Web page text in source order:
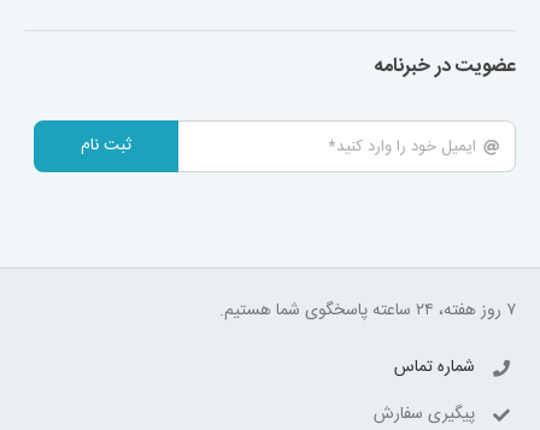
عضویت در خبرنامه
ثبت نام
۷ روز هفته، ۲۴ ساعته پاسخگوی شما هستیم.
شماره تماس
پیگیری سفارش